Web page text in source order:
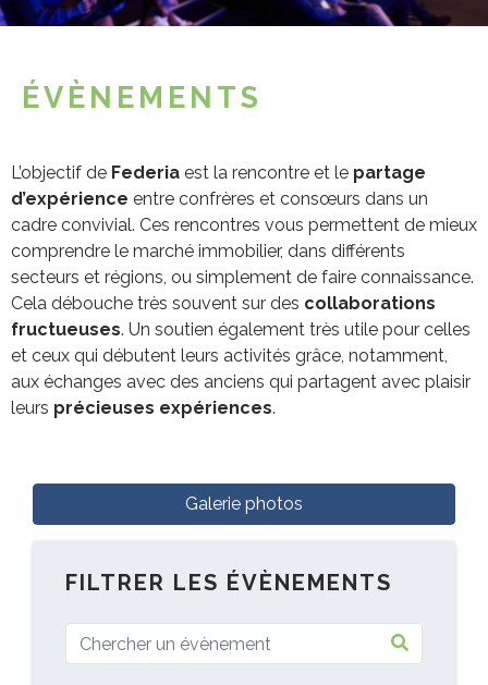
ÉVÈNEMENTS
L’objectif de Federia est la rencontre et le partage
d’expérience entre confrères et consœurs dans un
cadre convivial. Ces rencontres vous permettent de mieux
comprendre le marché immobilier, dans différents
secteurs et régions, ou simplement de faire connaissance.
Cela débouche très souvent sur des collaborations
fructueuses. Un soutien également très utile pour celles
et ceux qui débutent leurs activités grâce, notamment,
aux échanges avec des anciens qui partagent avec plaisir
leurs précieuses expériences.
Galerie photos
FILTRER LES ÉVÈNEMENTS